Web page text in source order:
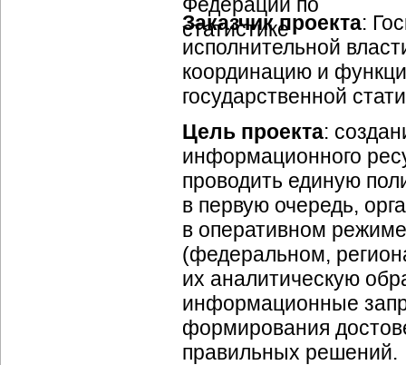
Заказчик проекта:
исполнительной
координацию и
государственной
Цель проекта:
информационного
проводить единую
в первую очередь,
в оперативном
(федеральном,
их аналитическую
информационные
формирования
правильных решений.